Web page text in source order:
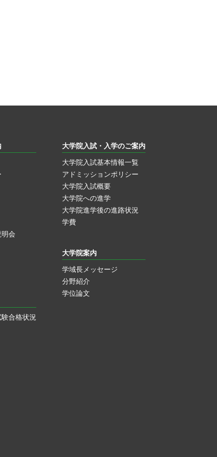
会
合格状況
大学院入試・入学のご案内
大学院入試基本情報一覧
アドミッションポリシー
大学院入試概要
大学院への進学
大学院進学後の進路状況
学費
大学院案内
学域長メッセージ
分野紹介
学位論文